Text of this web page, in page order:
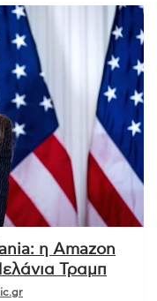
η Amazon
Τραμπ